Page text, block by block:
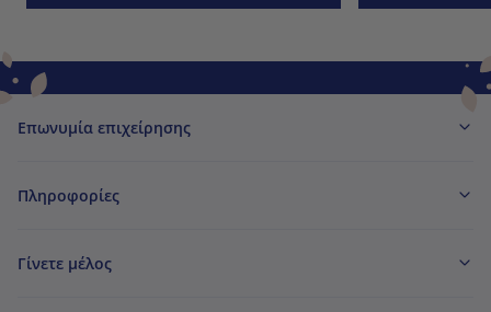
Επωνυμία επιχείρησης
Πληροφορίες
Γίνετε μέλος